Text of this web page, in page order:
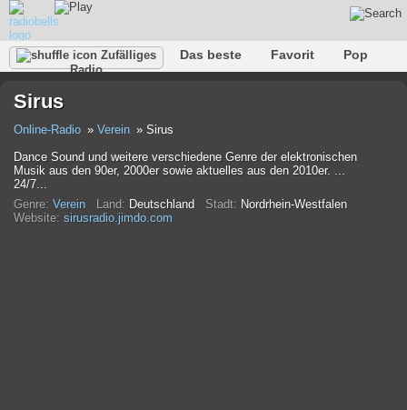
Zufälliges
Radio
Das beste Favorit
Pop
Rap
Sirus
Online-Radio Verein
Sirus
Dance Sound und weitere verschiedene Genre der elektronischen
Musik aus den 90er, 2000er sowie aktuelles aus den 2010er. ...
24/7...
Genre: Verein Land: Deutschland Stadt: Nordrhein-Westfalen
Website: sirusradio.jimdo.com